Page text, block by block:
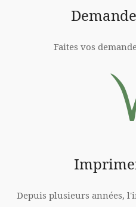
Faites vos
Depuis plusieurs années,